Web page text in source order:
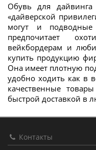
Обувь для дайвинга
«дайверской
могут и
предпочитает
вейкбордерам и
купить продукцию
Она имеет плотную
удобно ходить как в
качественные
быстрой доставкой в
Контакты